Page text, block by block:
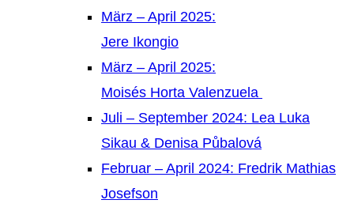
März – April 2025:
Jere Ikongio
März – April 2025:
Moisés Horta Valenzuela
Juli – September 2024: Lea Luka
Sikau & Denisa Půbalová
Februar – April 2024: Fredrik Mathias
Josefson